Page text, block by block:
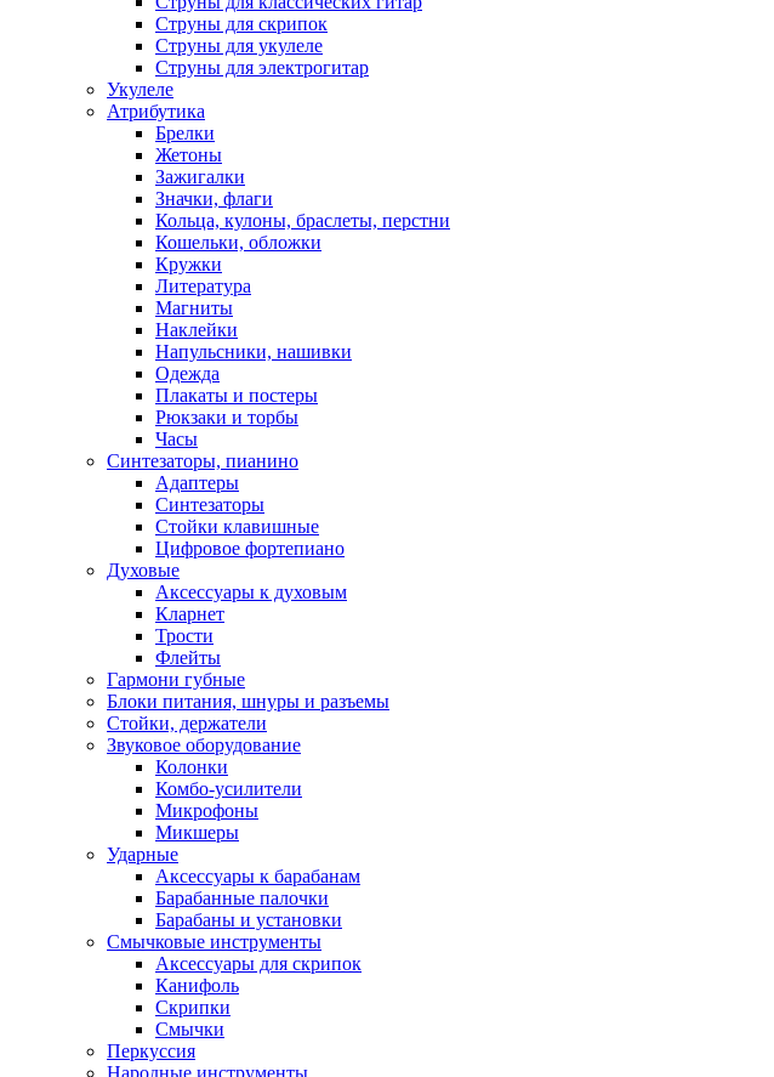
Струны для скрипок
Струны для укулеле
Струны для электрогитар
Укулеле
Атрибутика
Брелки
Жетоны
Зажигалки
Значки, флаги
Кольца, кулоны, браслеты, перстни
Кошельки, обложки
Кружки
Литература
Магниты
Наклейки
Напульсники, нашивки
Одежда
Плакаты и постеры
Рюкзаки и торбы
Часы
Синтезаторы, пианино
Адаптеры
Синтезаторы
Стойки клавишные
Цифровое фортепиано
Духовые
Аксессуары к духовым
Кларнет
Трости
Флейты
Гармони губные
Блоки питания, шнуры и разъемы
Стойки, держатели
Звуковое оборудование
Колонки
Комбо-усилители
Микрофоны
Микшеры
Ударные
Аксессуары к барабанам
Барабанные палочки
Барабаны и установки
Смычковые инструменты
Аксессуары для скрипок
Канифоль
Скрипки
Смычки
Перкуссия
Народные инструменты